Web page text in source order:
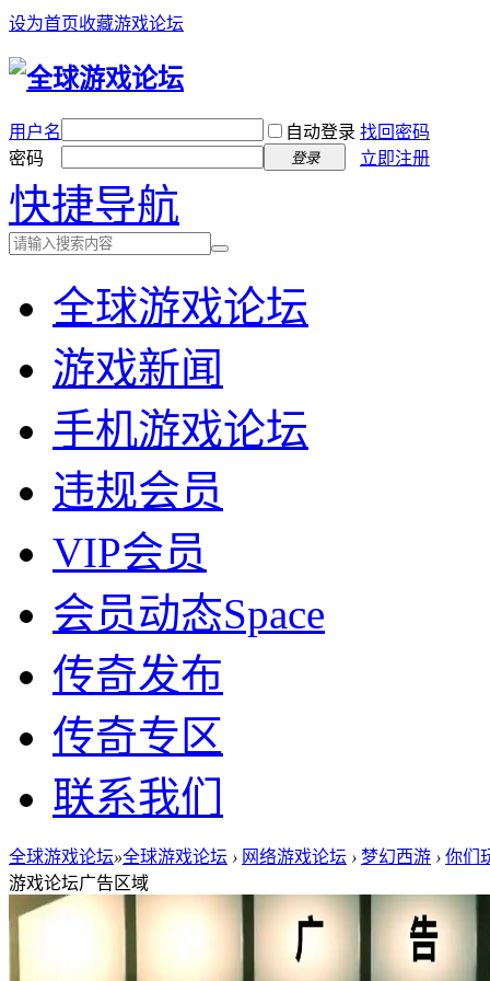
设为首页收藏游戏论坛
用户名 自动登录 找回密码
密码
登录 立即注册
快捷导航
全球游戏论坛
游戏新闻
手机游戏论坛
违规会员
VIP会员
会员动态Space
传奇发布
传奇专区
联系我们
全球游戏论坛»全球游戏论坛 › 网络游戏论坛 › 梦幻西游 › 你们
游戏论坛广告区域